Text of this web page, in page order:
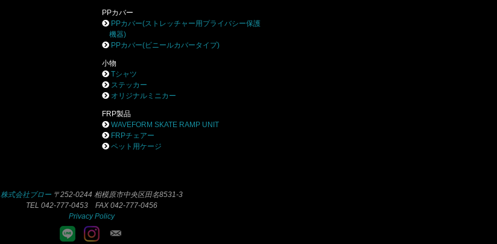
PPカバー
PPカバー(ストレッチャー用プライバシー保護
機器)
PPカバー(ビニールカバータイプ)
小物
Tシャツ
ステッカー
オリジナルミニカー
FRP製品
WAVEFORM SKATE RAMP UNIT
FRPチェアー
ペット用ケージ
株式会社ブロー 〒252-0244 相模原市中央区田名8531-3
TEL 042-777-0453 FAX 042-777-0456
Privacy Policy